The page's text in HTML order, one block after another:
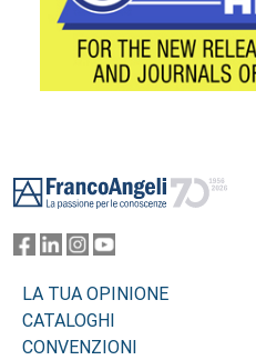
LA TUA OPINIONE
CATALOGHI
CONVENZIONI